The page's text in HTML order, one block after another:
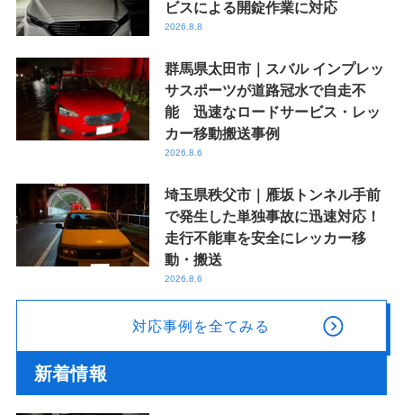
ビスによる開錠作業に対応
2026.8.8
群馬県太田市｜スバル インプレッ
サスポーツが道路冠水で自走不
能 迅速なロードサービス・レッ
カー移動搬送事例
2026.8.6
埼玉県秩父市｜雁坂トンネル手前
で発生した単独事故に迅速対応！
走行不能車を安全にレッカー移
動・搬送
2026.8.6
対応事例を全てみる
新着情報